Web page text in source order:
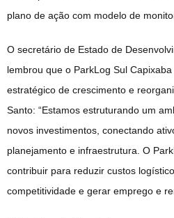
plano de ação com modelo de
O secretário de Estado de
lembrou que o ParkLog Sul
estratégico de crescimento e
Santo: “Estamos estruturando um
novos investimentos, conectando
planejamento e infraestrutura. O
contribuir para reduzir custos
competitividade e gerar emprego e